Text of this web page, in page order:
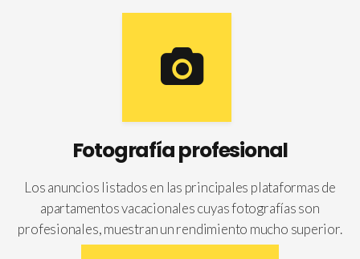
Fotografía profesional
Los anuncios listados en las principales plataformas de
apartamentos vacacionales cuyas fotografías son
profesionales, muestran un rendimiento mucho superior.